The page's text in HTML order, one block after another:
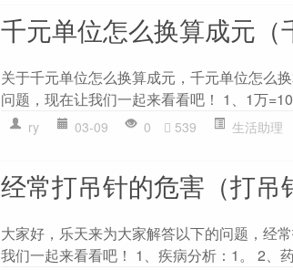
千元单位怎么换算成元（
关于千元单位怎么换算成元，千元单位怎么
问题，现在让我们一起来看看吧！ 1、1万
ry 03-09 0 539 生活助理
经常打吊针的危害（打吊
大家好，乐天来为大家解答以下的问题，经
我们一起来看看吧！ 1、疾病分析：1。 2、